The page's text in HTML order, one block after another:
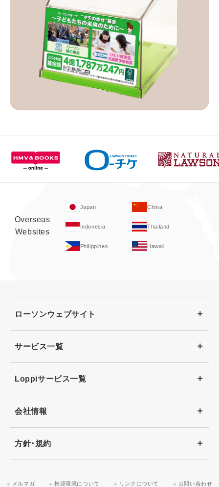
Overseas
Websites
Japan China
Indonesia Thailand
Philippines Hawaii
ローソンウェブサイト
サービス一覧
Loppiサービス一覧
会社情報
方針･規約
メルマガ 推奨環境について リンクについて お問い合わせ